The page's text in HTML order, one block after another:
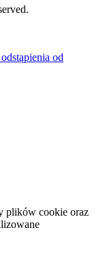
od
plików cookie oraz